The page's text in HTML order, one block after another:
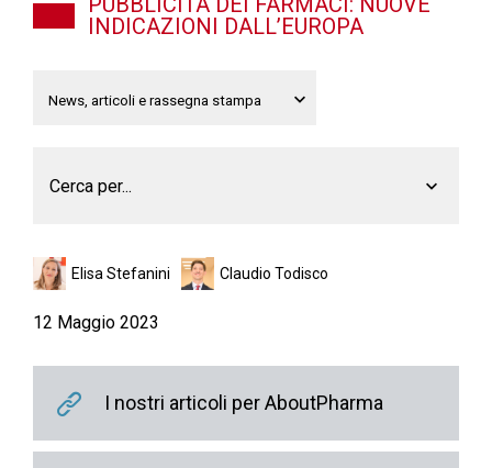
INDICAZIONI DALL’EUROPA
Cerca per...
Elisa Stefanini Claudio Todisco
12 Maggio 2023
I nostri articoli per AboutPharma